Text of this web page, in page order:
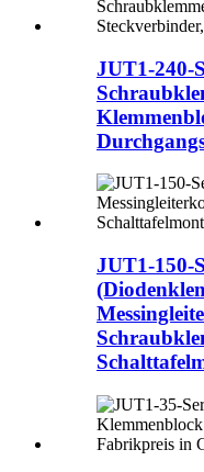
JUT1-240-
JUT1-150-